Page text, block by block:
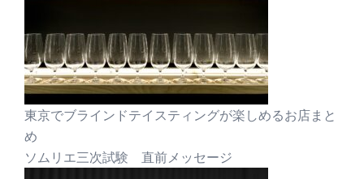
東京でブラインドテイスティングが楽しめるお店まと
め
ソムリエ三次試験 直前メッセージ